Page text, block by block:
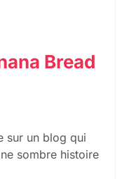
Bread
sur un blog qui
sombre histoire